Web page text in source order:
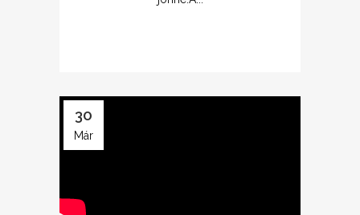
30
Már